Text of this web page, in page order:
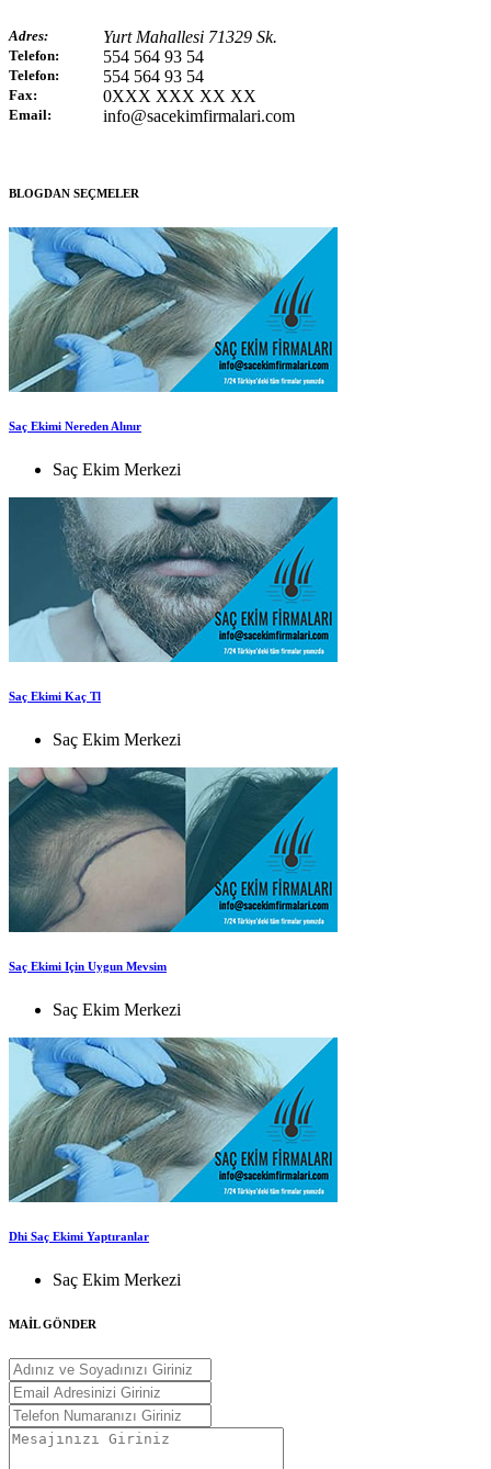
Adres: Yurt Mahallesi 71329 Sk.
Telefon: 554 564 93 54
Telefon: 554 564 93 54
Fax: 0XXX XXX XX XX
Email: info@sacekimfirmalari.com
BLOGDAN SEÇMELER
Saç Ekimi Nereden Alınır
Saç Ekim Merkezi
Saç Ekimi Kaç Tl
Saç Ekim Merkezi
Saç Ekimi Için Uygun Mevsim
Saç Ekim Merkezi
Dhi Saç Ekimi Yaptıranlar
Saç Ekim Merkezi
MAİL GÖNDER